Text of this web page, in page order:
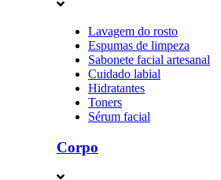
Lavagem do rosto
Espumas de limpeza
Sabonete facial artesanal
Cuidado labial
Hidratantes
Toners
Sérum facial
Corpo